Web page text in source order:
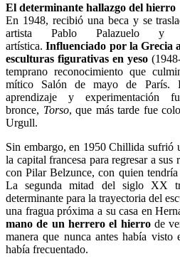
El determinante hallazgo del hierro
En 1948, recibió una beca y se
artista Pablo Palazuelo y
artística. Influenciado por la Grecia
esculturas figurativas en yeso
temprano reconocimiento que
mítico Salón de mayo de París.
aprendizaje y
bronce, Torso, que más tarde fue
Urgull.
Sin embargo, en 1950 Chillida sufrió
la capital francesa para regresar a sus
con Pilar Belzunce, con quien
La segunda mitad del siglo XX
determinante para la trayectoria del
una fragua próxima a su casa en
mano de un herrero el hierrode
manera que nunca antes había visto
había frecuentado.